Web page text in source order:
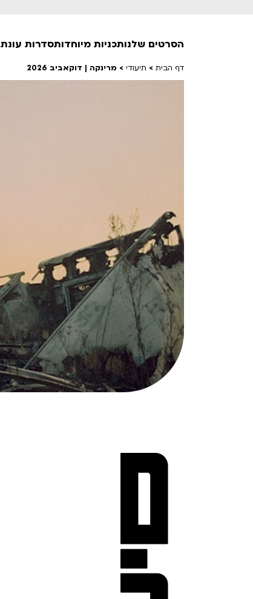
הסרטים שלנו
מועדון אנגלית לכל המשפחה
ראשון בקולנוע
שלישי בשלייקס
אפטר בסינמטק
Teen Screen
קולנוע ישראלי
לפי ימים
תכניות מיוחדותסדרות עונת 26/27
דף הבית > תיעודי > מרינקה | דוקאביב 2026